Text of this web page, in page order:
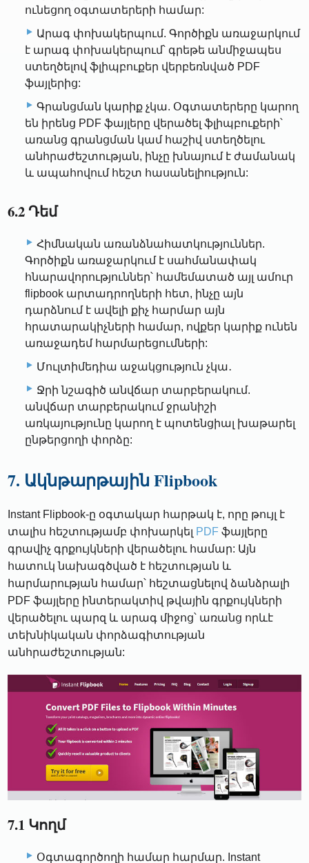
ունեցող օգտատերերի համար:
Արագ փոխակերպում. Գործիքն առաջարկում
է արագ փոխակերպում՝ գրեթե անմիջապես
ստեղծելով ֆլիպբուքեր վերբեռնված PDF
ֆայլերից:
Գրանցման կարիք չկա. Օգտատերերը կարող
են իրենց PDF ֆայլերը վերածել ֆլիպբուքերի՝
առանց գրանցման կամ հաշիվ ստեղծելու
անհրաժեշտության, ինչը խնայում է ժամանակ
և ապահովում հեշտ հասանելիություն:
6.2 Դեմ
Հիմնական առանձնահատկություններ.
Գործիքն առաջարկում է սահմանափակ
հնարավորություններ՝ համեմատած այլ ամուր
flipbook արտադրողների հետ, ինչը այն
դարձնում է ավելի քիչ հարմար այն
հրատարակիչների համար, ովքեր կարիք ունեն
առաջադեմ հարմարեցումների:
Մուլտիմեդիա աջակցություն չկա․
Ջրի նշագիծ անվճար տարբերակում.
անվճար տարբերակում ջրանիշի
առկայությունը կարող է պոտենցիալ խաթարել
ընթերցողի փորձը:
7. Ակնթարթային Flipbook
Instant Flipbook-ը օգտակար հարթակ է, որը թույլ է
տալիս հեշտությամբ փոխարկել PDF ֆայլերը
գրավիչ գրքույկների վերածելու համար: Այն
հատուկ նախագծված է հեշտության և
հարմարության համար՝ հեշտացնելով ձանձրալի
PDF ֆայլերը ինտերակտիվ թվային գրքույկների
վերածելու պարզ և արագ միջոց՝ առանց որևէ
տեխնիկական փորձագիտության
անհրաժեշտության:
7.1 Կողմ
Օգտագործողի համար հարմար. Instant